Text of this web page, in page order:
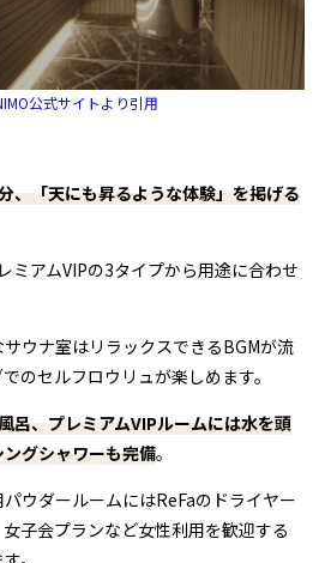
公式サイトより引用
、「天にも昇るような体験」を掲げる
ミアムVIPの3タイプから用途に合わせ
ウナ室はリラックスできるBGMが流
のセルフロウリュが楽しめます。
呂、プレミアムVIPルームには水を頭
グシャワーも完備。
ウダールームにはReFaのドライヤー
子会プランなど女性利用を歓迎する